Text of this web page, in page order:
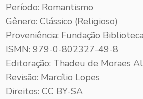
Período: Romantismo
Gênero: Clássico (Religioso)
Proveniência: Fundação
ISMN: 979-0-802327-49-8
Editoração: Thadeu de Moraes
Revisão: Marcílio Lopes
Direitos: CC BY-SA